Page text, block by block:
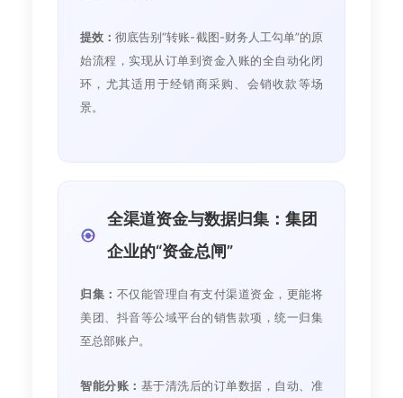
提效：彻底告别“转账-截图-财务人工勾单”的原
始流程，实现从订单到资金入账的全自动化闭
环，尤其适用于经销商采购、会销收款等场
景。
全渠道资金与数据归集：集团
企业的“资金总闸”
归集： 不仅能管理自有支付渠道资金，更能将
美团、抖音等公域平台的销售款项，统一归集
至总部账户。
智能分账： 基于清洗后的订单数据，自动、准